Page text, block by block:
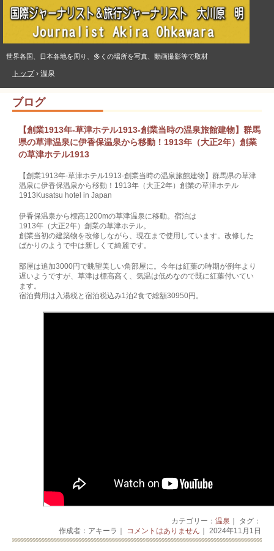
世界各国、日本各地を周り、多くの場所を写真、動画撮影等で取材
トップ› 温泉
ブログ
【創業1913年-草津ホテル1913-創業当時の温泉旅館建物】群馬
県の草津温泉に伊香保温泉から移動！1913年（大正2年）創業
の草津ホテル1913
【創業1913年-草津ホテル1913-創業当時の温泉旅館建物】群馬県の草津
温泉に伊香保温泉から移動！1913年（大正2年）創業の草津ホテル
1913Kusatsu hotel in Japan
伊香保温泉から標高1200mの草津温泉に移動。宿泊は
1913年（大正2年）創業の草津ホテル。
創業当初の建築物を改修しながら、現在まで使用しています。改修した
ばかりのようで中は新しくて綺麗です。
部屋は追加3000円で眺望美しい角部屋に。今年は紅葉の時期が例年より
遅いようですが、草津は標高高く、気温は低めなので既に紅葉付いてい
ます。
宿泊費用は入湯税と宿泊税込み1泊2食で総額30950円。
カテゴリー： 温泉 ｜ タグ：
作成者：アキーラ｜
コメントはありません ｜ 2024年11月1日